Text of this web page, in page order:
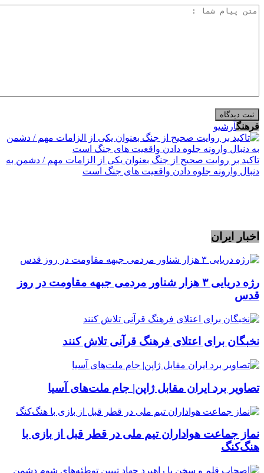
فرهنگآرشیو
تاکید بر روایت صحیح از جنگ بعنوان یکی از الزامات مهم / دشمن به
دنبال وارونه جلوه دادن واقعیت های جنگ است
اخبار ایران
رژه دریایی ۳ هزار شناور مردمی جبهه مقاومت در روز
قدس
نخبگان برای اعتلای فرهنگ قرآنی تلاش کنند
تصاویر برد ایران مقابل ژاپن| جام ملت‌های آسیا
نماز جماعت هواداران تیم ملی در قطر قبل از بازی با
هنگ‌کنگ